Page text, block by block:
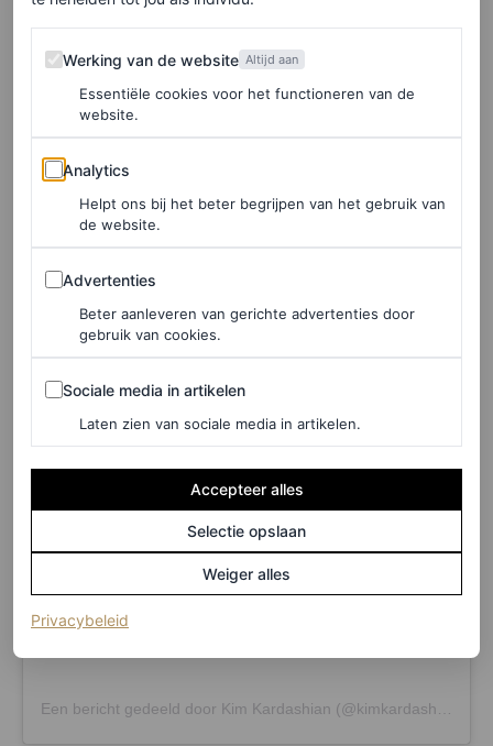
krijgen. Bekijk hieronder haar gedurfde look.
Dit bericht op Instagram bekijken
Werking van de website
Werking van de website Altijd aan
Essentiële cookies voor het functioneren van de
website.
Analytics
Analytics
Helpt ons bij het beter begrijpen van het gebruik van
de website.
Advertenties
Advertenties
Beter aanleveren van gerichte advertenties door
gebruik van cookies.
Sociale media in artikelen
Sociale media in artikelen
Laten zien van sociale media in artikelen.
Accepteer alles
Selectie opslaan
Weiger alles
Privacybeleid